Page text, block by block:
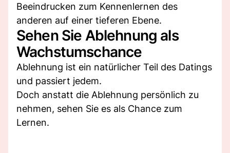
Beeindrucken zum Kennenlernen des
anderen auf einer tieferen Ebene.
Sehen Sie Ablehnung als
Wachstumschance
Ablehnung ist ein natürlicher Teil des Datings
und passiert jedem.
Doch anstatt die Ablehnung persönlich zu
nehmen, sehen Sie es als Chance zum
Lernen.